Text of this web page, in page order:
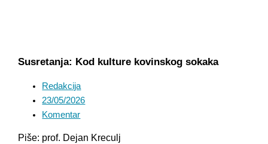
Susretanja: Kod kulture kovinskog sokaka
Redakcija
23/05/2026
Komentar
Piše: prof. Dejan Kreculj